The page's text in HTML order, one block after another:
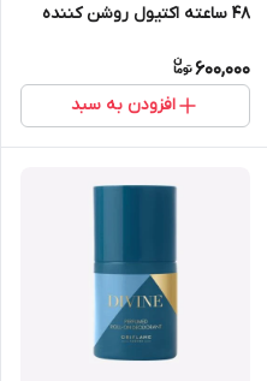
48 ساعته اکتیول روشن کننده
600,000
افزودن به سبد